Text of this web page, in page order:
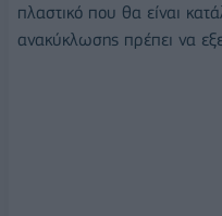
πλαστικό που θα είναι
ανακύκλωσης πρέπει να